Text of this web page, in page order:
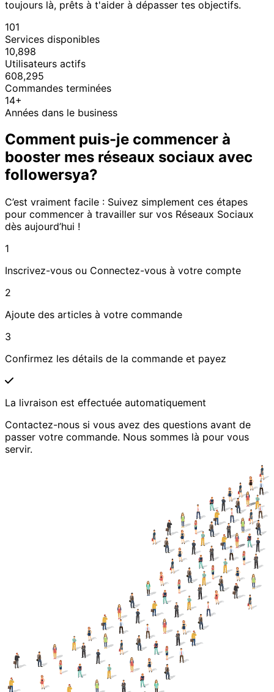
toujours là, prêts à t'aider à dépasser tes objectifs.
101
Services disponibles
10,898
Utilisateurs actifs
608,295
Commandes terminées
14+
Années dans le business
Comment puis-je commencer à
booster mes réseaux sociaux avec
followersya?
C’est vraiment facile : Suivez simplement ces étapes
pour commencer à travailler sur vos Réseaux Sociaux
dès aujourd’hui !
1
Inscrivez-vous ou Connectez-vous à votre compte
2
Ajoute des articles à votre commande
3
Confirmez les détails de la commande et payez
La livraison est effectuée automatiquement
Contactez-nous si vous avez des questions avant de
passer votre commande. Nous sommes là pour vous
servir.